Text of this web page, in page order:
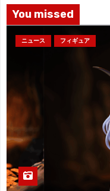
You missed
ニュース フィギュア